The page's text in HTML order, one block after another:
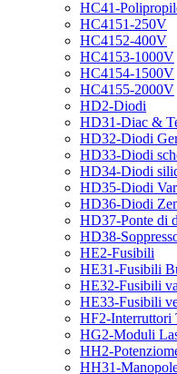
HC41-
HC4151-250V
HC4152-400V
HC4153-1000V
HC4154-1500V
HC4155-2000V
HD2-Diodi
HD31-Diac &
HD32-Diodi
HD33-Diodi
HD34-Diodi
HD35-Diodi
HD36-Diodi
HD37-Ponte di
HD38-
HE2-Fusibili
HE31-Fusibili
HE32-Fusibili
HE33-Fusibili
HF2-Interruttori
HG2-Moduli
HH2-
HH31-